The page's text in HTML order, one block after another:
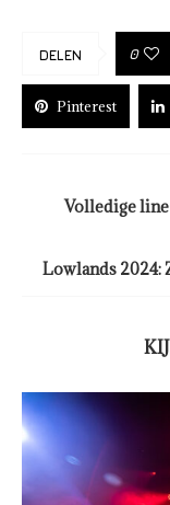
DELEN 0
Pinterest
Volledige
Lowlands 2024: